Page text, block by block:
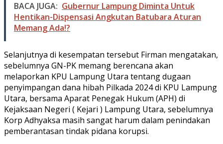
BACA JUGA: Gubernur Lampung Diminta Untuk
Hentikan-Dispensasi Angkutan Batubara Aturan
Memang Ada!?
Selanjutnya di kesempatan tersebut Firman mengatakan,
sebelumnya GN-PK memang berencana akan
melaporkan KPU Lampung Utara tentang dugaan
penyimpangan dana hibah Pilkada 2024 di KPU Lampung
Utara, bersama Aparat Penegak Hukum (APH) di
Kejaksaan Negeri ( Kejari ) Lampung Utara, sebelumnya
Korp Adhyaksa masih sangat harum dalam penindakan
pemberantasan tindak pidana korupsi.